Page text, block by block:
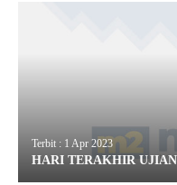
Terbit : 1 Apr 2023
HARI TERAKHIR